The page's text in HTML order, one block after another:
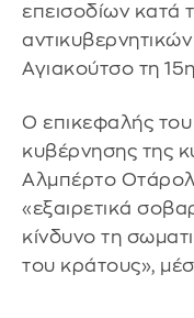
επεισοδίων κατά
Αγιακούτσο τη
Ο επικεφαλής
κυβέρνησης της
Αλμπέρτο
«εξαιρετικά
κίνδυνο τη
του κράτους»,